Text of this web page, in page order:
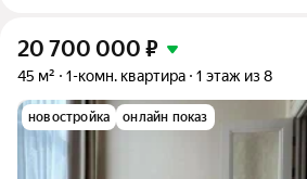
20 700 000 ₽
45 м² 1-комн. квартира 1 этаж из 8
новостройка онлайн показ